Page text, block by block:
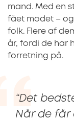
mand. Med en
fået modet –
folk. Flere af
år, fordi de har
forretning på.
“Det
Når de får